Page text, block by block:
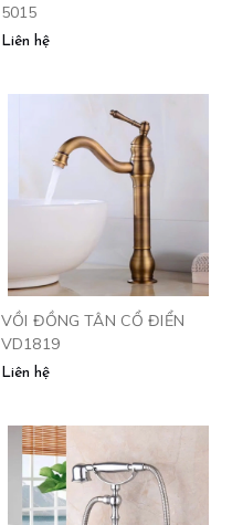
5015
Liên hệ
VỒI ĐỒNG TÂN CỔ ĐIỂN
VD1819
Liên hệ